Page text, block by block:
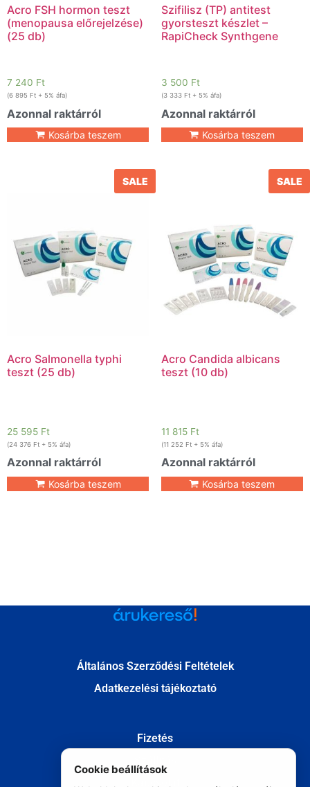
Acro FSH hormon teszt
(menopausa előrejelzése)
(25 db)
7 240 Ft
(6 895 Ft + 5% áfa)
Azonnal raktárról
Kosárba teszem
Szifilisz (TP) antitest
gyorsteszt készlet –
RapiCheck Synthgene
3 500 Ft
(3 333 Ft+ 5% áfa)
Azonnal raktárról
Kosárba teszem
SALE
Acro Salmonella typhi
teszt (25 db)
25 595 Ft
(24 376 Ft + 5% áfa)
Azonnal raktárról
Kosárba teszem
SALE
Acro Candida albicans
teszt (10 db)
11 815 Ft
(11 252 Ft+ 5% áfa)
Azonnal raktárról
Kosárba teszem
Általános Szerződési Feltételek
Adatkezelési tájékoztató
Fizetés
Cookie beállítások